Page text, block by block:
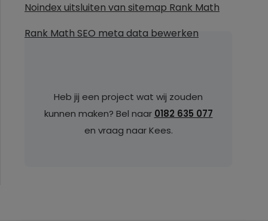
Noindex uitsluiten van sitemap Rank Math
Rank Math SEO meta data bewerken
Heb jij een project wat wij zouden
kunnen maken? Bel naar 0182 635 077
en vraag naar Kees.